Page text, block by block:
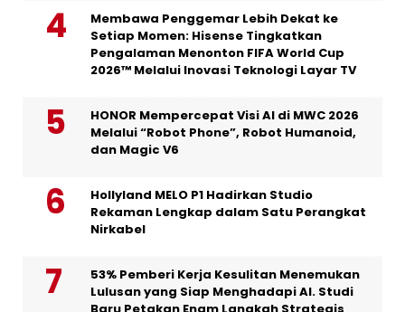
Membawa Penggemar Lebih Dekat ke
Setiap Momen: Hisense Tingkatkan
Pengalaman Menonton FIFA World Cup
2026™ Melalui Inovasi Teknologi Layar TV
HONOR Mempercepat Visi AI di MWC 2026
Melalui “Robot Phone”, Robot Humanoid,
dan Magic V6
Hollyland MELO P1 Hadirkan Studio
Rekaman Lengkap dalam Satu Perangkat
Nirkabel
53% Pemberi Kerja Kesulitan Menemukan
Lulusan yang Siap Menghadapi AI. Studi